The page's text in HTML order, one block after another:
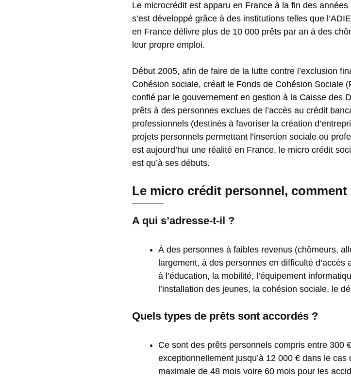
Le microcrédit est apparu en France à la fin des
s’est développé grâce à des institutions telles que
en France délivre plus de 10 000 prêts par an à des
leur propre emploi.
Début 2005, afin de faire de la lutte contre l’exclusion
Cohésion sociale, créait le Fonds de Cohésion Sociale
confié par le gouvernement en gestion à la Caisse des
prêts à des personnes exclues de l’accès au crédit
professionnels (destinés à favoriser la création
projets personnels permettant l’insertion sociale ou
est aujourd’hui une réalité en France, le micro crédit
est qu’à ses débuts.
Le micro crédit personnel, comment
A qui s’adresse-t-il ?
À des personnes à faibles revenus (chômeurs,
largement, à des personnes en difficulté
à l’éducation, la mobilité, l’équipement
l’installation des jeunes, la cohésion sociale, le
Quels types de prêts sont accordés ?
Ce sont des prêts personnels compris entre 300
exceptionnellement jusqu’à 12 000 € dans le cas
maximale de 48 mois voire 60 mois pour les